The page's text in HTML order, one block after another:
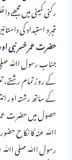
رکنی کمیٹی میں مجھے
قہرو استبداد کی
حضرت عمر خسر نبی
جناب رسول اﷲ صلی
کے روز تمام
کے ساتھ رشتہ اور
حصول میں حضرت
اﷲ عنہ کا نکاح
رسول اﷲ صلی اﷲ